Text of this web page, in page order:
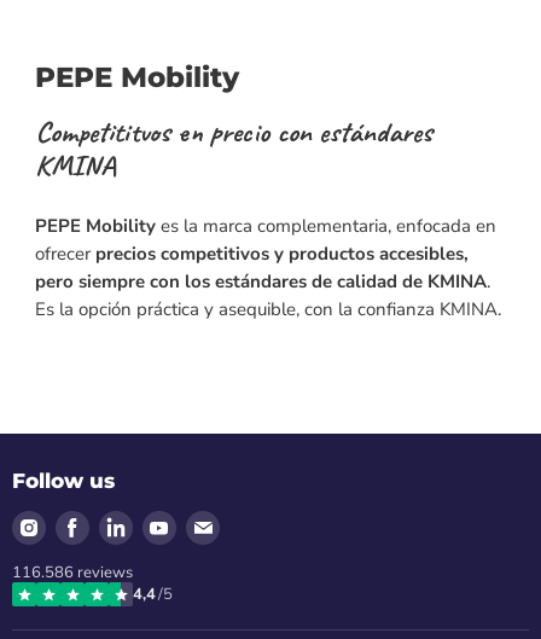
PEPE Mobility
Competititvos en precio con estándares
KMINA
PEPE Mobility es la marca complementaria, enfocada en
ofrecer precios competitivos y productos accesibles,
pero siempre con los estándares de calidad de KMINA.
Es la opción práctica y asequible, con la confianza KMINA.
Follow us
Find
on
Instagram
Find
on
Facebook
Find
on
LinkedIn
Find Find
116.586 reviews
4,4/5